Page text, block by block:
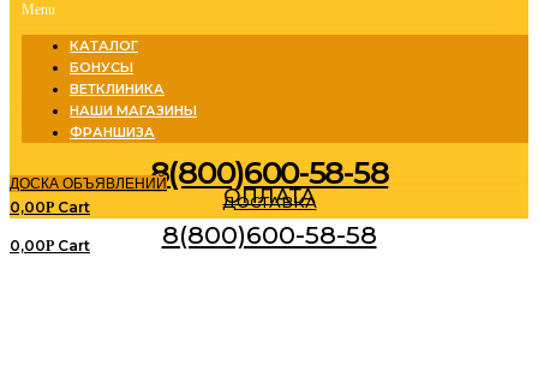
Menu
КАТАЛОГ
БОНУСЫ
ВЕТКЛИНИКА
НАШИ МАГАЗИНЫ
ФРАНШИЗА
8(800)600-58-58
ДОСКА ОБЪЯВЛЕНИЙ
ДОСТАВКА
ОПЛАТА
0,00Р Cart
8(800)600-58-58
0,00Р Cart